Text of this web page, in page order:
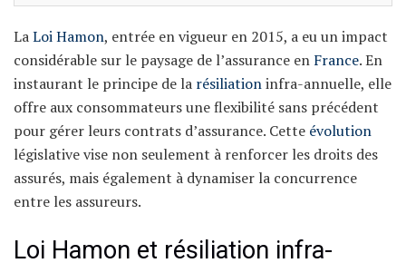
LaLoi Hamon, entrée en vigueur en 2015, a eu un impact
considérable sur le paysage de l’assurance en France. En
instaurant le principe de la résiliationinfra-annuelle, elle
offre aux consommateurs une flexibilité sans précédent
pour gérer leurs contrats d’assurance. Cette évolution
législative vise non seulement à renforcer les droits des
assurés, mais également à dynamiser la concurrence
entre les assureurs.
Loi Hamon et résiliation infra-